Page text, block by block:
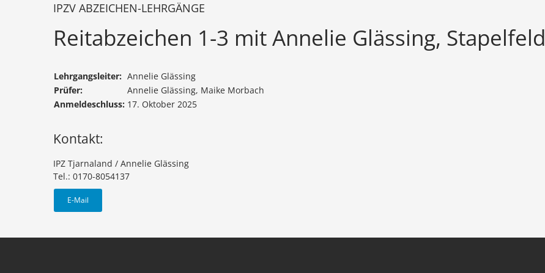
IPZV ABZEICHEN-LEHRGÄNGE
Reitabzeichen 1-3 mit Annelie Glässing, Stapelfeld
Lehrgangsleiter: Annelie Glässing
Prüfer:
Annelie Glässing, Maike Morbach
Anmeldeschluss: 17. Oktober 2025
Kontakt:
IPZ Tjarnaland / Annelie Glässing
Tel.: 0170-8054137
E-Mail